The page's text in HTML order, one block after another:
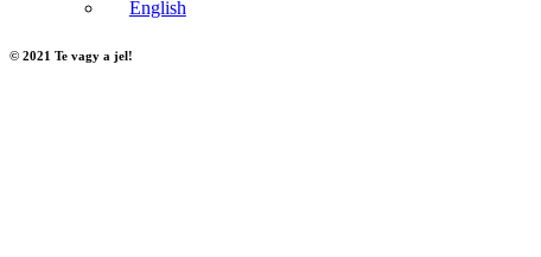
English
© 2021 Te vagy a jel!